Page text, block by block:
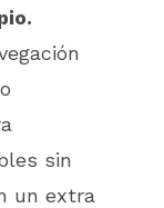
sin
un extra